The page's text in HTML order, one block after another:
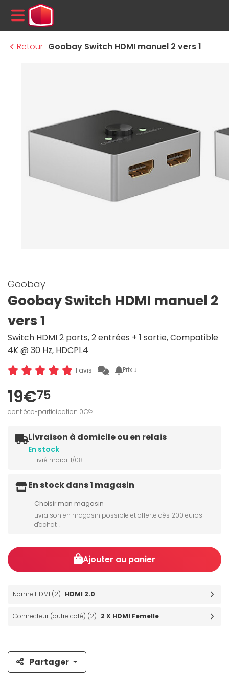
MENU
Retour Goobay Switch HDMI manuel 2 vers 1
Goobay
Goobay Switch HDMI manuel 2
vers 1
Switch HDMI 2 ports, 2 entrées + 1 sortie, Compatible
4K @ 30 Hz, HDCP1.4
1 avis Prix ↓
19€75
dont éco-participation 0€05
Livraison à domicile ou en relais
En stock
Livré mardi 11/08
En stock dans 1 magasin
Choisir mon magasin
Livraison en magasin possible et offerte dès 200 euros
d'achat !
Ajouter au panier
Norme HDMI (2) : HDMI 2.0
Connecteur (autre coté) (2) : 2 X HDMI Femelle
Partager